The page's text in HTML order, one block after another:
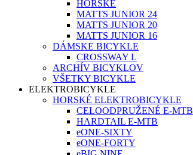
HORSKÉ
MATTS JUNIOR 24
MATTS JUNIOR 20
MATTS JUNIOR 16
DÁMSKE BICYKLE
CROSSWAY L
ARCHÍV BICYKLOV
VŠETKY BICYKLE
ELEKTROBICYKLE
HORSKÉ ELEKTROBICYKLE
CELOODPRUŽENÉ E-MTB
HARDTAIL E-MTB
eONE-SIXTY
eONE-FORTY